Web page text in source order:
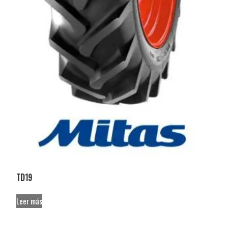
TD19
Leer más